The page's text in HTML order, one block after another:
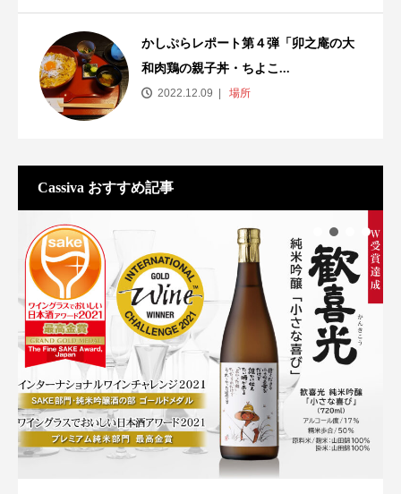
かしぷらレポート第４弾「卯之庵の大
和肉鶏の親子丼・ちよこ...
2022.12.09 場所
Cassiva おすすめ記事